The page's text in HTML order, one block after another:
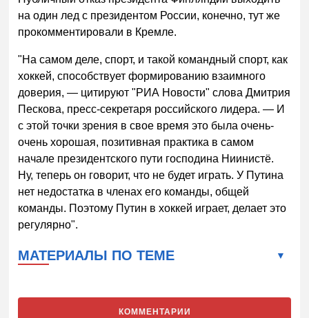
на один лед с президентом России, конечно, тут же
прокомментировали в Кремле.
"На самом деле, спорт, и такой командный спорт, как
хоккей, способствует формированию взаимного
доверия, — цитируют "РИА Новости" слова Дмитрия
Пескова, пресс-секретаря российского лидера. — И
с этой точки зрения в свое время это была очень-
очень хорошая, позитивная практика в самом
начале президентского пути господина Ниинистё.
Ну, теперь он говорит, что не будет играть. У Путина
нет недостатка в членах его команды, общей
команды. Поэтому Путин в хоккей играет, делает это
регулярно".
МАТЕРИАЛЫ ПО ТЕМЕ
КОММЕНТАРИИ